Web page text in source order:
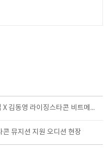
충북콘텐츠코리아랩 X 김동영 라이징스타콘 비트메이킹
뮤지션 지원 오디션 현장